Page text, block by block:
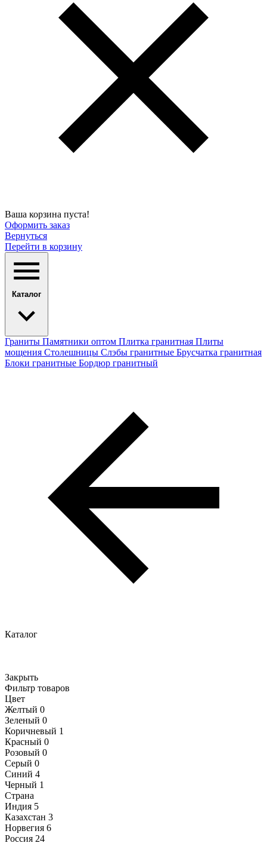
Ваша корзина пуста!
Оформить заказ
Вернуться
Перейти в корзину
Каталог
Граниты Памятники оптом Плитка гранитная Плиты
мощения Столешницы Слэбы гранитные Брусчатка гранитная
Блоки гранитные Бордюр гранитный
Каталог
Закрыть
Фильтр товаров
Цвет
Желтый 0
Зеленый 0
Коричневый 1
Красный 0
Розовый 0
Серый 0
Синий 4
Черный 1
Страна
Индия 5
Казахстан 3
Норвегия 6
Россия 24